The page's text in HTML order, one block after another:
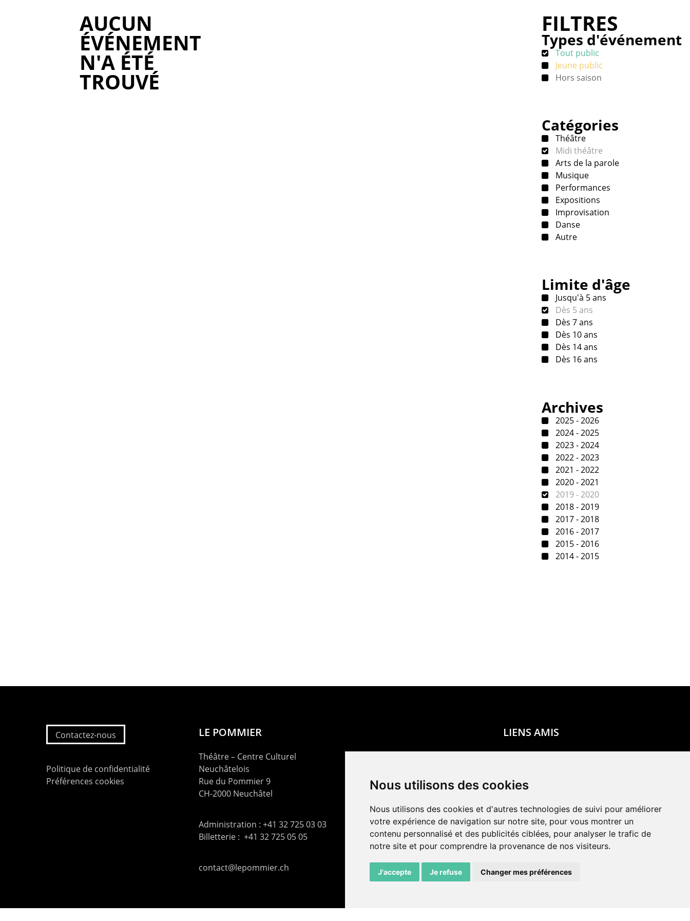
Nous utilisons des cookies
Nous utilisons des cookies et d'autres technologies de suivi pour améliorer
votre expérience de navigation sur notre site, pour vous montrer un
contenu personnalisé et des publicités ciblées, pour analyser le trafic de
notre site et pour comprendre la provenance de nos visiteurs.
J'accepte Je refuse Changer mes préférences
AUCUN
ÉVÉNEMENT
N'A ÉTÉ
TROUVÉ
FILTRES
Types d'événement
Tout public
Jeune public
Hors saison
Catégories
Théâtre
Midi théâtre
Arts de la parole
Musique
Performances
Expositions
Improvisation
Danse
Autre
Limite d'âge
Jusqu'à 5 ans
Dès 5 ans
Dès 7 ans
Dès 10 ans
Dès 14 ans
Dès 16 ans
Archives
2025 - 2026
2024 - 2025
2023 - 2024
2022 - 2023
2021 - 2022
2020 - 2021
2019 - 2020
2018 - 2019
2017 - 2018
2016 - 2017
2015 - 2016
2014 - 2015
Contactez-nous
Politique de confidentialité
Préférences cookies
LE POMMIER
Théâtre – Centre Culturel
Neuchâtelois
Rue du Pommier 9
CH-2000 Neuchâtel
Administration : +41 32 725 03 03
Billetterie : +41 32 725 05 05
contact@lepommier.ch
LIENS AMIS